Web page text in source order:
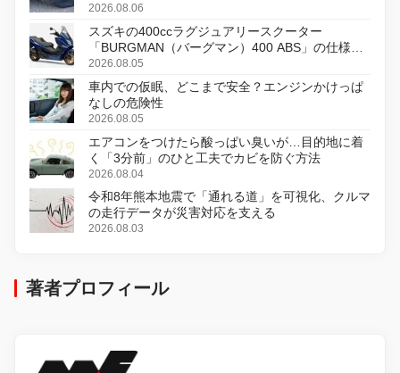
2026.08.06
スズキの400ccラグジュアリースクーター
「BURGMAN（バーグマン）400 ABS」の仕様を
変更し、8月18日に発売
2026.08.05
車内での仮眠、どこまで安全？エンジンかけっぱ
なしの危険性
2026.08.05
エアコンをつけたら酸っぱい臭いが…目的地に着
く「3分前」のひと工夫でカビを防ぐ方法
2026.08.04
令和8年熊本地震で「通れる道」を可視化、クルマ
の走行データが災害対応を支える
2026.08.03
著者プロフィール